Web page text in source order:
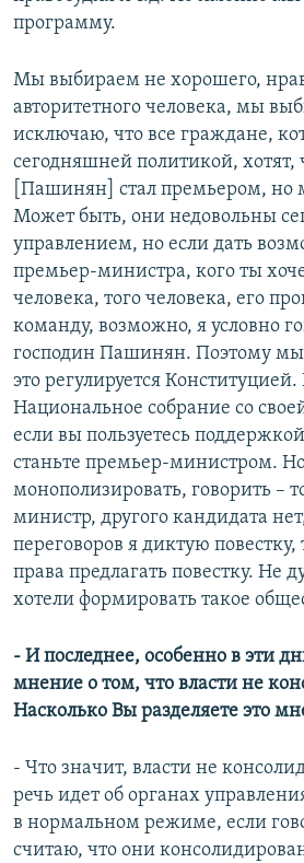
программу.
Мы выбираем не хорошего,
авторитетного человека, мы
исключаю, что все граждане,
сегодняшней политикой,
[Пашинян] стал премьером, но
Может быть, они недовольны
управлением, но если дать
премьер-министра, кого ты
человека, того человека, его
команду, возможно, я условно
господин Пашинян. Поэтому мы
это регулируется
Национальное собрание со
если вы пользуетесь
станьте премьер-министром.
монополизировать, говорить –
министр, другого кандидата
переговоров я диктую
права предлагать повестку. Не
хотели формировать такое
- И последнее, особенно в эти
мнение о том, что власти не
Насколько Вы разделяете это
- Что значит, власти не
речь идет об органах
в нормальном режиме, если
считаю, что они